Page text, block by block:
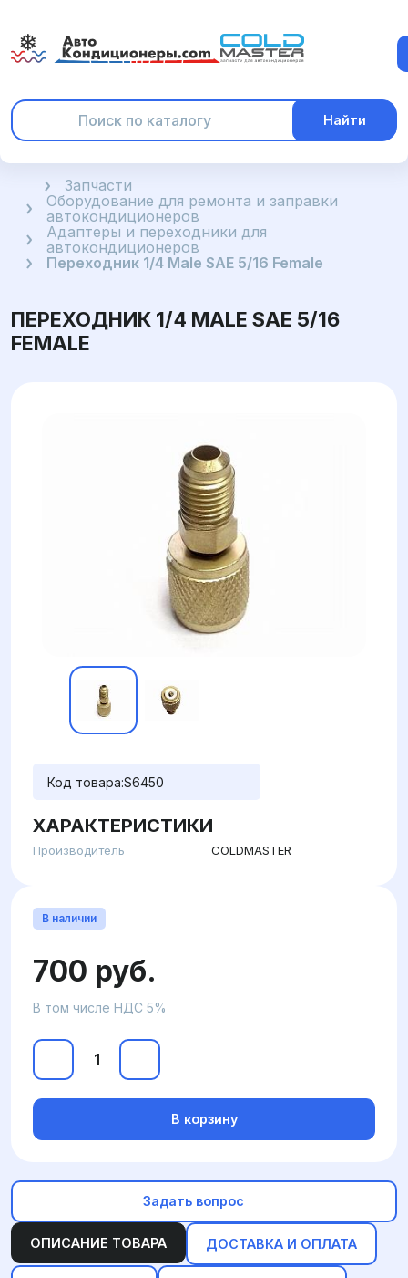
Найти
ГлавнаяЗапчасти
Оборудование для ремонта и заправки
автокондиционеров
Адаптеры и переходники для
автокондиционеров
Переходник 1/4 Male SAE 5/16 Female
ПЕРЕХОДНИК 1/4 MALE SAE 5/16
FEMALE
Код товара:S6450
ХАРАКТЕРИСТИКИ
Производитель COLDMASTER
ОПИСАНИЕ ТОВАРА ДОСТАВКА И ОПЛАТА
В наличии
700 руб.
В том числе НДС 5%
В корзину
Задать вопрос